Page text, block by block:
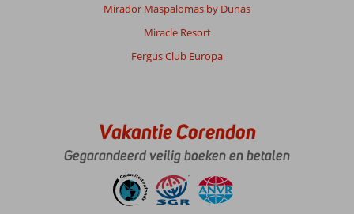
Mirador Maspalomas by Dunas
Miracle Resort
Fergus Club Europa
Vakantie Corendon
Gegarandeerd veilig boeken en betalen